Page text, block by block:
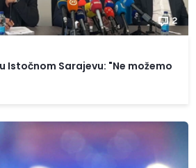
2
Istočnom Sarajevu: "Ne možemo